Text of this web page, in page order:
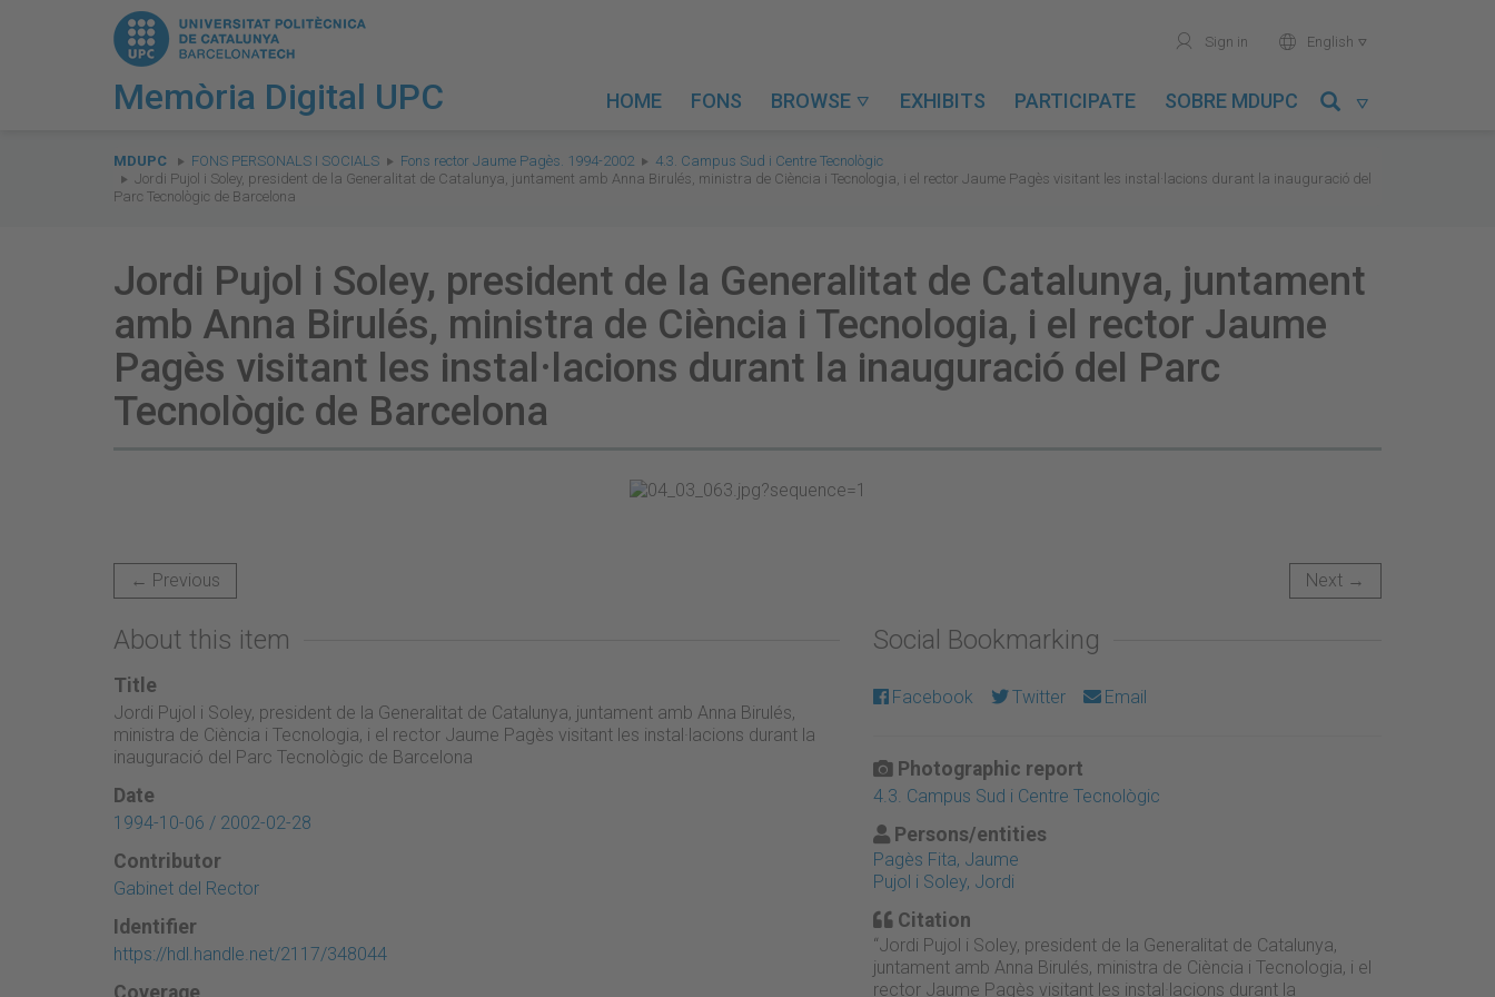
Memòria Digital UPC
user Sign in world English 
HOME FONS BROWSE  EXHIBITS PARTICIPATE SOBRE MDUPC 
are
here:
MDUPC FONS PERSONALS I SOCIALS Fons rector Jaume Pagès. 1994-2002
4.3. Campus Sud i Centre Tecnològic
Jordi Pujol i Soley, president de la Generalitat de Catalunya, juntament amb Anna Birulés, ministra de Ciència i Tecnologia, i el rector Jaume Pagès visitant les instal·lacions durant la inauguració del
Parc Tecnològic de Barcelona
Jordi Pujol i Soley, president de la Generalitat de Catalunya, juntament
amb Anna Birulés, ministra de Ciència i Tecnologia, i el rector Jaume
Pagès visitant les instal·lacions durant la inauguració del Parc
Tecnològic de Barcelona
← Previous Next →
About this item
Title
Jordi Pujol i Soley, president de la Generalitat de Catalunya, juntament amb Anna Birulés,
ministra de Ciència i Tecnologia, i el rector Jaume Pagès visitant les instal·lacions durant la
inauguració del Parc Tecnològic de Barcelona
Date
1994-10-06 / 2002-02-28
Contributor
Gabinet del Rector
Identifier
https://hdl.handle.net/2117/348044
Coverage
Social Bookmarking
Facebook Twitter Email
Photographic report
4.3. Campus Sud i Centre Tecnològic
Persons/entities
Pagès Fita, Jaume
Pujol i Soley, Jordi
Citation
“Jordi Pujol i Soley, president de la Generalitat de Catalunya,
juntament amb Anna Birulés, ministra de Ciència i Tecnologia, i el
rector Jaume Pagès visitant les instal·lacions durant la